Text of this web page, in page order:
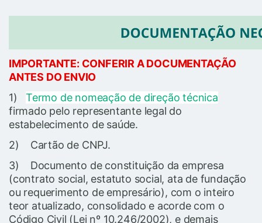
IMPORTANTE: CONFERIR A DOCUMENTAÇÃO
ANTES DO ENVIO
1) Termo de nomeação de direção técnica
firmado pelo representante legal do
estabelecimento de saúde.
2) Cartão de CNPJ.
3) Documento de constituição da empresa
(contrato social, estatuto social, ata de fundação
ou requerimento de empresário), com o inteiro
teor atualizado, consolidado e acorde com o
Código Civil (Lei nº 10.246/2002), e demais